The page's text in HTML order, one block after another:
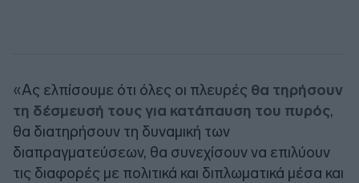
«Ας ελπίσουμε ότι όλες οι πλευρές θα τηρήσουν
τη δέσμευσή τους για κατάπαυση του πυρός,
θα διατηρήσουν τη δυναμική των
διαπραγματεύσεων, θα συνεχίσουν να επιλύουν
τις διαφορές με πολιτικά και διπλωματικά μέσα και